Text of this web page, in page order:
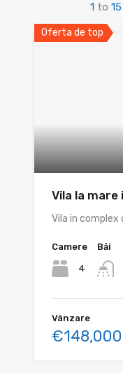
1 to 15
Oferta de top
Vila la mare
Vila in complex
Camere
4
Băi
Vânzare
€148,000